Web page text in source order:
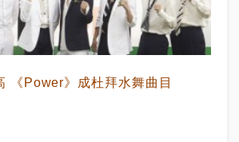
《Power》成杜拜水舞曲目